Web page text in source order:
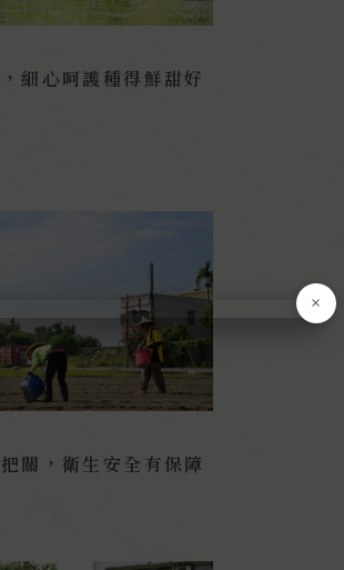
細心呵護種得鮮甜好
關，衛生安全有保障
×